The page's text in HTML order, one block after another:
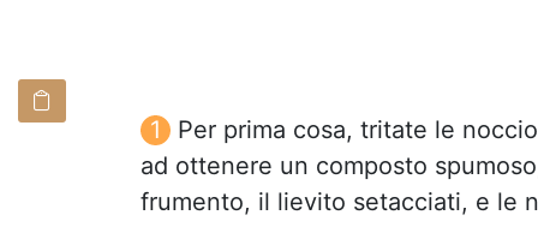
Per prima cosa, tritate le
ad ottenere un composto
frumento, il lievito setacciati, e le